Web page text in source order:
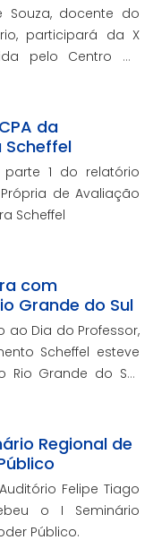
Souza, docente do
participará da X
pelo Centro de
Br
da
Scheffel
de Avaliação
Scheffel
com
Grande do Sul
ao Dia do Professor,
Scheffel esteve
Grande do Sul,
Regional de
Felipe Tiago
o I Seminário
Público.